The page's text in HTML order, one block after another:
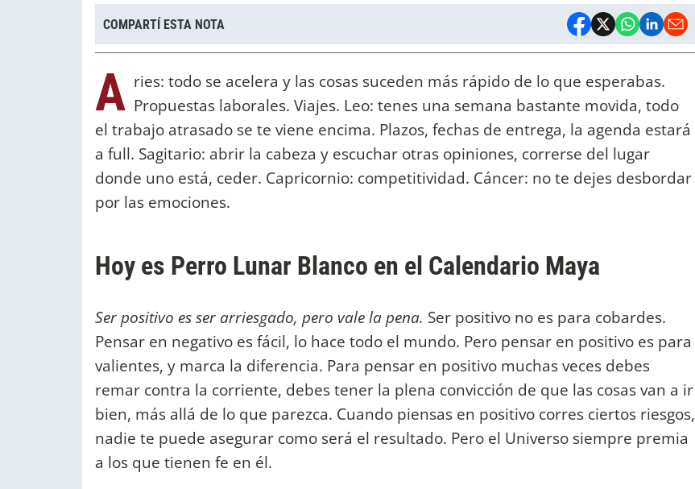
COMPARTÍ ESTA NOTA
A ries: todo se acelera y las cosas suceden más rápido de lo que esperabas.
Propuestas laborales. Viajes. Leo: tenes una semana bastante movida, todo
el trabajo atrasado se te viene encima. Plazos, fechas de entrega, la agenda estará
a full. Sagitario: abrir la cabeza y escuchar otras opiniones, correrse del lugar
donde uno está, ceder. Capricornio: competitividad. Cáncer: no te dejes desbordar
por las emociones.
Hoy es Perro Lunar Blanco en el Calendario Maya
Ser positivo es ser arriesgado, pero vale la pena. Ser positivo no es para cobardes.
Pensar en negativo es fácil, lo hace todo el mundo. Pero pensar en positivo es para
valientes, y marca la diferencia. Para pensar en positivo muchas veces debes
remar contra la corriente, debes tener la plena convicción de que las cosas van a ir
bien, más allá de lo que parezca. Cuando piensas en positivo corres ciertos riesgos,
nadie te puede asegurar como será el resultado. Pero el Universo siempre premia
a los que tienen fe en él.